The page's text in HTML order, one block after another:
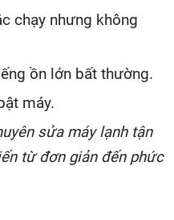
chạy nhưng không
ồn lớn bất thường.
máy.
sửa máy lạnh tận
từ đơn giản đến phức